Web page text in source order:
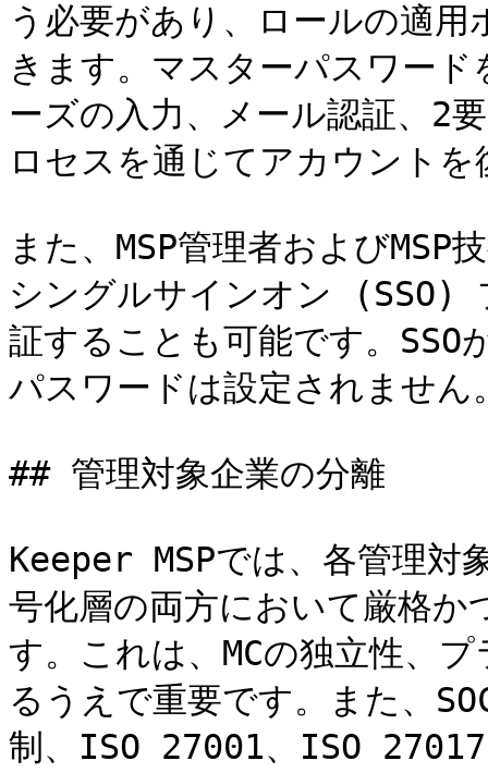
う必要があり、ロールの適
きます。マスターパスワー
ーズの入力、メール認証、2
ロセスを通じてアカウント
また、MSP管理者および
シングルサインオン (SSO)
証することも可能です。SSO
パスワードは設定されません
## 管理対象企業の分離
Keeper MSPでは、各管理
号化層の両方において厳格か
す。これは、MCの独立性、
るうえで重要です。また、
制、ISO 27001、ISO